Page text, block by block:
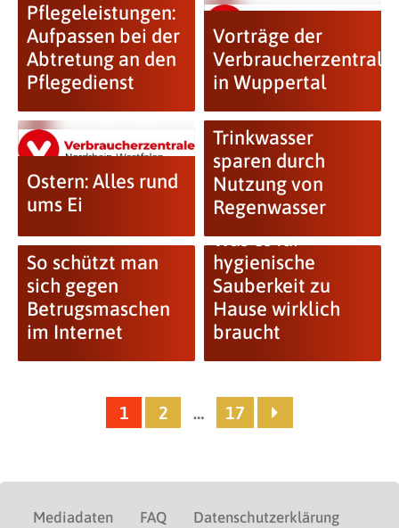
Pflegeleistungen:
Aufpassen bei der
Abtretung an den
Pflegedienst
Vorträge der
Verbraucherzentrale
in Wuppertal
Ostern: Alles rund
ums Ei
Trinkwasser
sparen durch
Nutzung von
Regenwasser
So schützt man
sich gegen
Betrugsmaschen
im Internet
Was es für
hygienische
Sauberkeit zu
Hause wirklich
braucht
1 2 … 17
Mediadaten FAQ
Datenschutzerklärung